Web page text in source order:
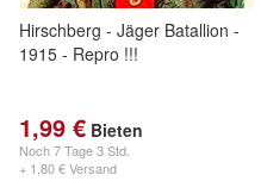
Hirschberg - Jäger Batallion -
1915 - Repro !!!
1,99 € Bieten
Noch7 Tage 3 Std.
+ 1,80 € Versand